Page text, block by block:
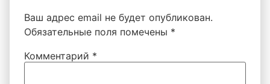
Ваш адрес email не будет опубликован.
Обязательные поля помечены *
Комментарий *